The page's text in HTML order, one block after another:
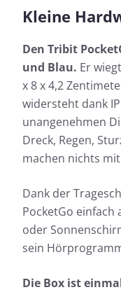
Kleine
Den Tribit
und Blau. Er
x 8 x 4,2
widersteht dank
unangenehmen
Dreck, Regen,
machen nichts
Dank der
PocketGo einfach
oder
sein
Die Box ist